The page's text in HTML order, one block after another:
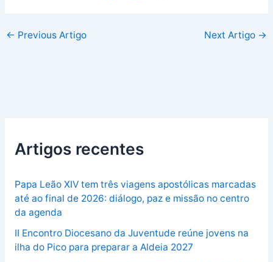
← Previous Artigo Next Artigo →
Artigos recentes
Papa Leão XIV tem três viagens apostólicas marcadas
até ao final de 2026: diálogo, paz e missão no centro
da agenda
II Encontro Diocesano da Juventude reúne jovens na
ilha do Pico para preparar a Aldeia 2027